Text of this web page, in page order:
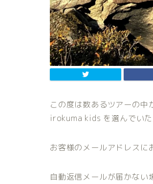
この度は数あるツアーの中
irokuma kids を選んでいた
お客様のメールアドレスに
自動返信メールが届かない